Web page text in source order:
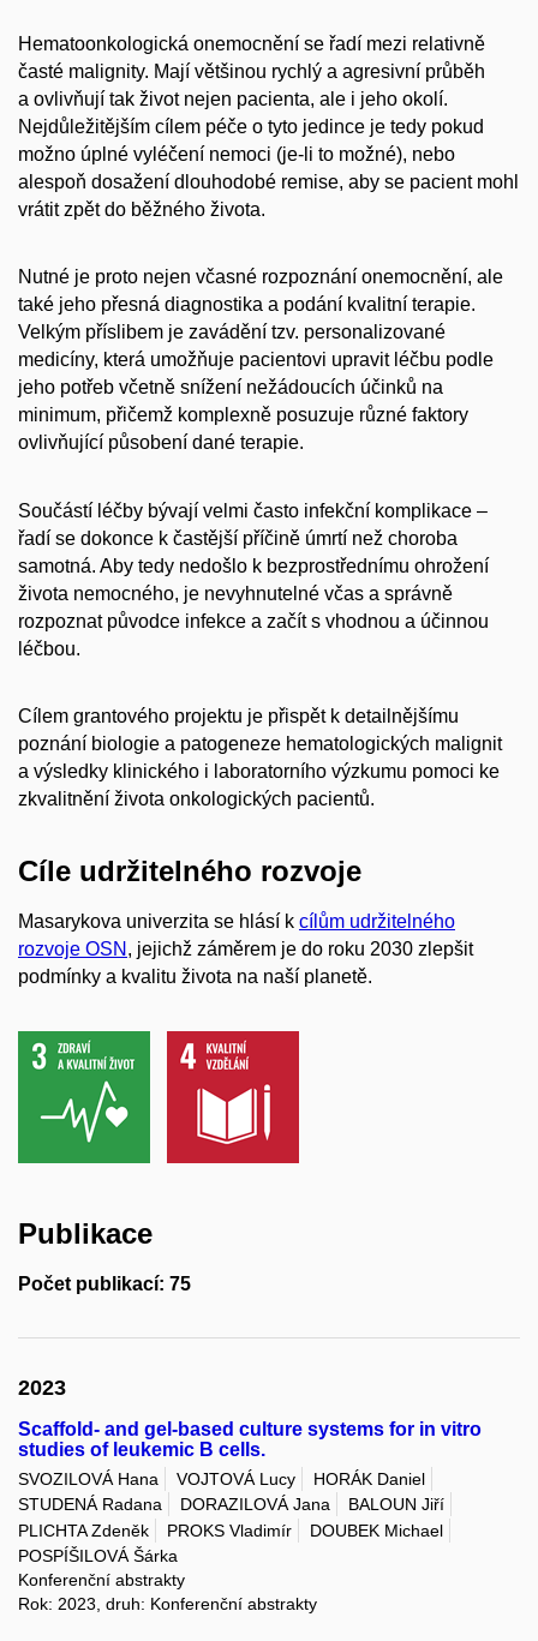
Hematoonkologická onemocnění se řadí mezi relativně
časté malignity. Mají většinou rychlý a agresivní průběh
a ovlivňují tak život nejen pacienta, ale i jeho okolí.
Nejdůležitějším cílem péče o tyto jedince je tedy pokud
možno úplné vyléčení nemoci (je-li to možné), nebo
alespoň dosažení dlouhodobé remise, aby se pacient mohl
vrátit zpět do běžného života.
Nutné je proto nejen včasné rozpoznání onemocnění, ale
také jeho přesná diagnostika a podání kvalitní terapie.
Velkým příslibem je zavádění tzv. personalizované
medicíny, která umožňuje pacientovi upravit léčbu podle
jeho potřeb včetně snížení nežádoucích účinků na
minimum, přičemž komplexně posuzuje různé faktory
ovlivňující působení dané terapie.
Součástí léčby bývají velmi často infekční komplikace –
řadí se dokonce k častější příčině úmrtí než choroba
samotná. Aby tedy nedošlo k bezprostřednímu ohrožení
života nemocného, je nevyhnutelné včas a správně
rozpoznat původce infekce a začít s vhodnou a účinnou
léčbou.
Cílem grantového projektu je přispět k detailnějšímu
poznání biologie a patogeneze hematologických malignit
a výsledky klinického i laboratorního výzkumu pomoci ke
zkvalitnění života onkologických pacientů.
Cíle udržitelného rozvoje
Masarykova univerzita se hlásí k cílům udržitelného
rozvoje OSN , jejichž záměrem je do roku 2030 zlepšit
podmínky a kvalitu života na naší planetě.
Publikace
Počet publikací: 75
2023
Scaffold- and gel-based culture systems for in vitro
studies of leukemic B cells.
SVOZILOVÁ Hana VOJTOVÁ Lucy
HORÁK Daniel
STUDENÁ Radana
DORAZILOVÁ Jana
BALOUN Jiří
PLICHTA Zdeněk
PROKS Vladimír
DOUBEK Michael
POSPÍŠILOVÁ Šárka
Konferenční abstrakty
Rok: 2023, druh: Konferenční abstrakty